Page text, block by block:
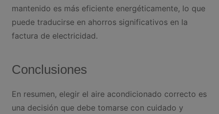
mantenido es más eficiente energéticamente, lo que
puede traducirse en ahorros significativos en la
factura de electricidad.
Conclusiones
En resumen, elegir el aire acondicionado correcto es
una decisión que debe tomarse con cuidado y